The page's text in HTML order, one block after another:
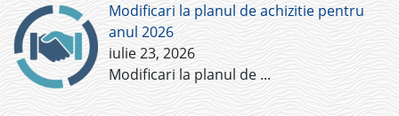
Modificari la planul de achizitie pentru
anul 2026
iulie 23, 2026
Modificari la planul de ...